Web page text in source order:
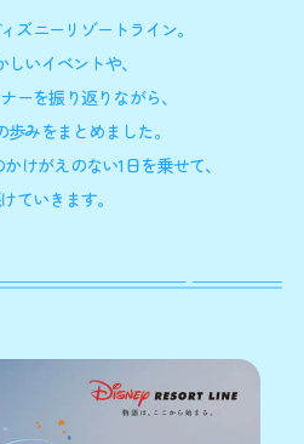
ズニーリゾートライン。
いイベントや、
ーを振り返りながら、
みをまとめました。
けがえのない1日を乗せて、
ていきます。